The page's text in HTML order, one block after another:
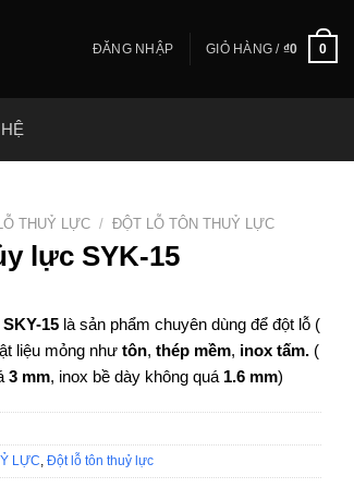
ĐĂNG NHẬP GIỎ HÀNG / ₫0 0
THUỶ LỰC / ĐỘT LỖ TÔN THUỶ LỰC
lực SYK-15
15là sản phẩm chuyên dùng để đột lỗ (
liệu mỏng như tôn, thép mềm, inox tấm. (
3 mm, inox bề dày không quá 1.6 mm)
LỰC Đột lỗ tôn thuỷ lực